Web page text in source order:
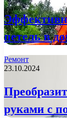
петель в
Ремонт
23.10.2024
руками с